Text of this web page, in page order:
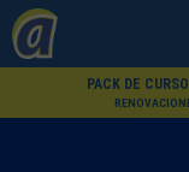
PACK DE